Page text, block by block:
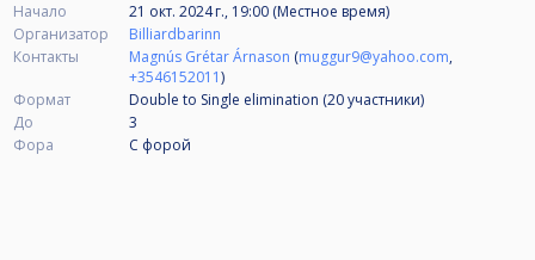
Начало
21 окт. 2024 г., 19:00 (Местное время)
Организатор
Billiardbarinn
Контакты
Magnús Grétar Árnason (muggur9@yahoo.com,
+3546152011)
Формат
Double to Single elimination (20участники)
До
3
Фора
С форой